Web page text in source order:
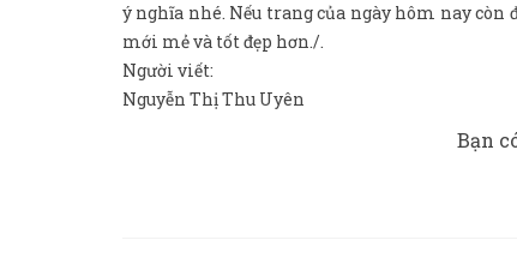
ý nghĩa nhé. Nếu trang của ngày hôm nay
mới mẻ và tốt đẹp hơn./.
Người viết:
Nguyễn Thị Thu Uyên
Bạn